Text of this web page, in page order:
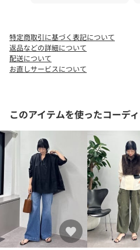
ク等が多少変更になる可能性がござ
予めご了承ください。
※トップの画像は、光の具合で色味
◆気になる商品は「お気に入り」
ハートマークをクリックし、お好
に登録すると
入荷情報や残り1点の通知、完売カ
を受け取ることができます。
特定商取引に基づく表記について
返品などの詳細について
配送について
お直しサービスについて
このアイテムを使ったコーデ